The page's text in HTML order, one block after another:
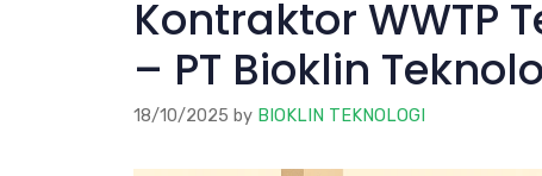
Kontraktor WWTP
– PT Bioklin
18/10/2025 by BIOKLIN TEKNOLOGI